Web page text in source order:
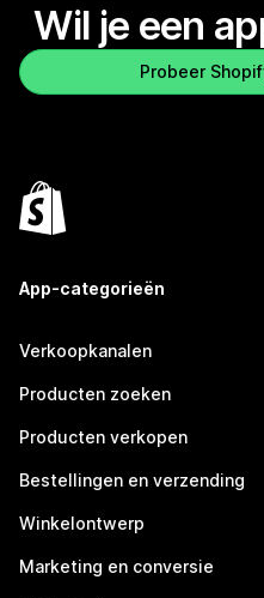
Wil je een
Probeer
App-categorieën
Verkoopkanalen
Producten zoeken
Producten verkopen
Bestellingen en verzending
Winkelontwerp
Marketing en conversie